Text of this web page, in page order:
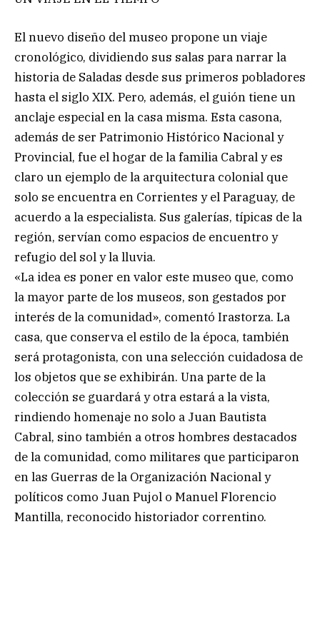
El nuevo diseño del museo propone un viaje
cronológico, dividiendo sus salas para narrar la
historia de Saladas desde sus primeros pobladores
hasta el siglo XIX. Pero, además, el guión tiene un
anclaje especial en la casa misma. Esta casona,
además de ser Patrimonio Histórico Nacional y
Provincial, fue el hogar de la familia Cabral y es
claro un ejemplo de la arquitectura colonial que
solo se encuentra en Corrientes y el Paraguay, de
acuerdo a la especialista. Sus galerías, típicas de la
región, servían como espacios de encuentro y
refugio del sol y la lluvia.
«La idea es poner en valor este museo que, como
la mayor parte de los museos, son gestados por
interés de la comunidad», comentó Irastorza. La
casa, que conserva el estilo de la época, también
será protagonista, con una selección cuidadosa de
los objetos que se exhibirán. Una parte de la
colección se guardará y otra estará a la vista,
rindiendo homenaje no solo a Juan Bautista
Cabral, sino también a otros hombres destacados
de la comunidad, como militares que participaron
en las Guerras de la Organización Nacional y
políticos como Juan Pujol o Manuel Florencio
Mantilla, reconocido historiador correntino.